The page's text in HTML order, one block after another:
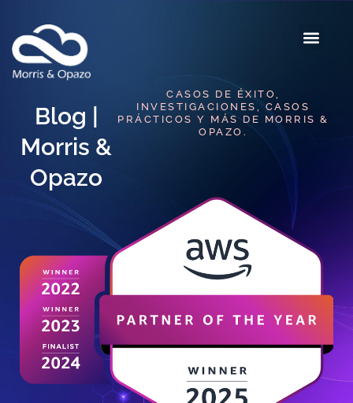
Blog |
Morris &
Opazo
CASOS DE ÉXITO,
INVESTIGACIONES, CASOS
PRÁCTICOS Y MÁS DE MORRIS &
OPAZO.